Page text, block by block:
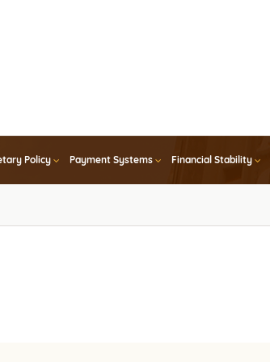
Policy Payment Systems Financial Stability